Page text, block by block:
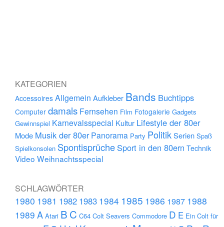
KATEGORIEN
Accessoires Allgemein Aufkleber Bands Buchtipps
Computer damals Fernsehen Film Fotogalerie Gadgets
Gewinnspiel Karnevalsspecial Kultur Lifestyle der 80er
Mode Musik der 80er Panorama Party PolitikSerien Spaß
Spielkonsolen Spontisprüche Sport in den 80ern Technik
Video Weihnachtsspecial
SCHLAGWÖRTER
1980 1981 1982 1983 1984 1985 1986 1987 1988
1989 A Atari B C C64 Colt Seavers Commodore D E Ein Colt für